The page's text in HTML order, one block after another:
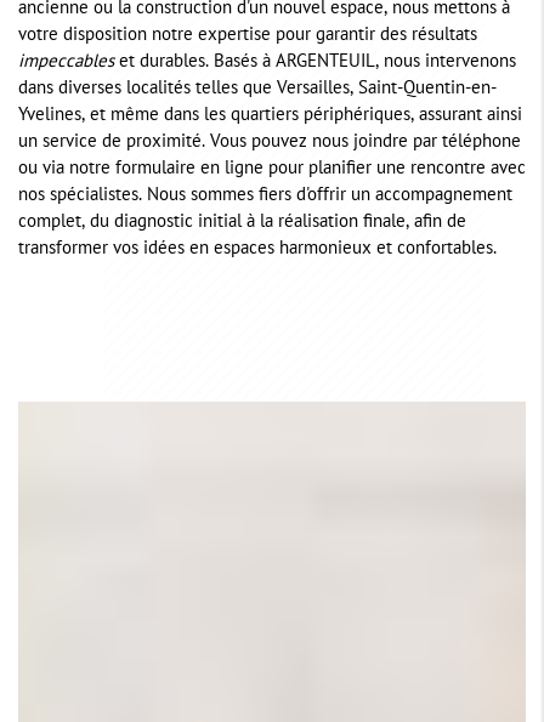
ancienne ou la construction d'un nouvel espace, nous mettons à
votre disposition notre expertise pour garantir des résultats
impeccableset durables. Basés à ARGENTEUIL, nous intervenons
dans diverses localités telles que Versailles, Saint-Quentin-en-
Yvelines, et même dans les quartiers périphériques, assurant ainsi
un service de proximité. Vous pouvez nous joindre par téléphone
ou via notre formulaire en ligne pour planifier une rencontre avec
nos spécialistes. Nous sommes fiers d'offrir un accompagnement
complet, du diagnostic initial à la réalisation finale, afin de
transformer vos idées en espaces harmonieux et confortables.